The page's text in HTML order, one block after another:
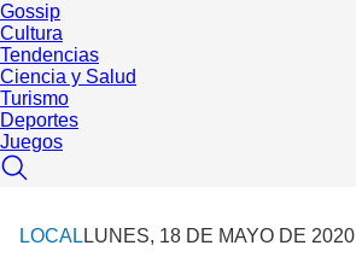
Gossip
Cultura
Tendencias
Ciencia y Salud
Turismo
Deportes
Juegos
LOCAL LUNES, 18 DE MAYO DE 2020